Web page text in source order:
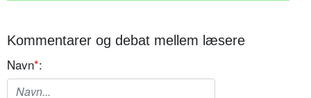
Kommentarer og debat mellem læsere
Navn*: